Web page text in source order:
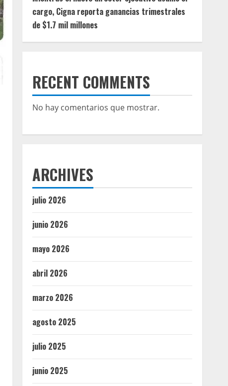
cargo, Cigna reporta ganancias trimestrales
de $1.7 mil millones
RECENT COMMENTS
No hay comentarios que mostrar.
ARCHIVES
julio 2026
junio 2026
mayo 2026
abril 2026
marzo 2026
agosto 2025
julio 2025
junio 2025